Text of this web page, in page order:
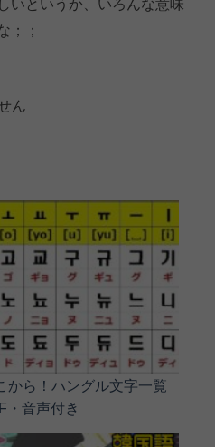
いというか、いろんな意味
；；
ん
から！ハングル文字一覧
・音声付き